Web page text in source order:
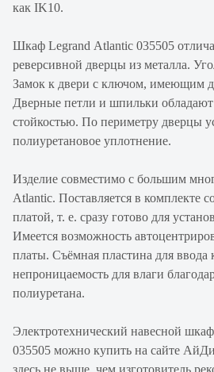
как IK10.
Шкаф Legrand Atlantic 035505
реверсивной дверцы из металла.
Замок к двери с ключом, имеющим
Дверные петли и шпильки
стойкостью. По периметру дверцы
полиуретановое уплотнение.
Изделие совместимо с большим
Atlantic. Поставляется в комплекте
платой, т. е. сразу готово для
Имеется возможность
платы. Съёмная пластина для ввода
непроницаемость для влаги
полиуретана.
Электротехнический навесной
035505 можно купить на сайте
здесь не выше, чем изготовитель